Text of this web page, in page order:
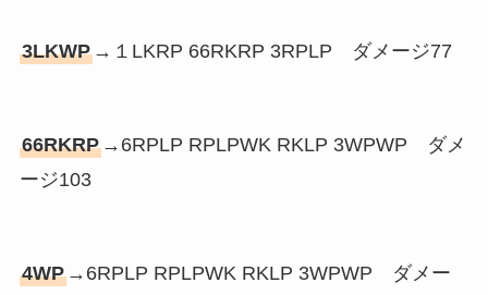
3LKWP→１LKRP 66RKRP 3RPLP ダメージ77
66RKRP→6RPLP RPLPWK RKLP 3WPWP ダメ
ージ103
4WP→6RPLP RPLPWK RKLP 3WPWP ダメー